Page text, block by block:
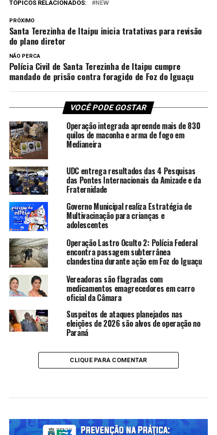
TÓPICOS RELACIONADOS: NEW
PRÓXIMO
Santa Terezinha de Itaipu inicia tratativas para revisão
do plano diretor
NÃO PERCA
Polícia Civil de Santa Terezinha de Itaipu cumpre
mandado de prisão contra foragido de Foz do Iguaçu
VOCÊ PODE GOSTAR
Operação integrada apreende mais de 830
quilos de maconha e arma de fogo em
Medianeira
UDC entrega resultados das 4 Pesquisas
das Pontes Internacionais da Amizade e da
Fraternidade
Governo Municipal realiza Estratégia de
Multivacinação para crianças e
adolescentes
Operação Lastro Oculto 2: Polícia Federal
encontra passagem subterrânea
clandestina durante ação em Foz do Iguaçu
Vereadoras são flagradas com
medicamentos emagrecedores em carro
oficial da Câmara
Suspeitos de ataques planejados nas
eleições de 2026 são alvos de operação no
Paraná
CLIQUE PARA COMENTAR